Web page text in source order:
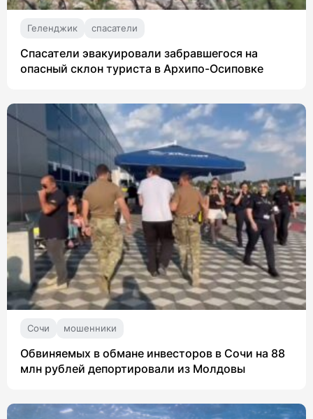
Геленджик спасатели
Спасатели эвакуировали забравшегося на
опасный склон туриста в Архипо-Осиповке
Сочи мошенники
Обвиняемых в обмане инвесторов в Сочи на 88
млн рублей депортировали из Молдовы